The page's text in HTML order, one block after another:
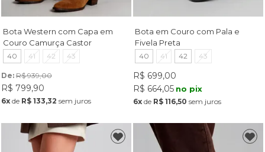
Bota Western com Capa em
Couro Camurça Castor
40 41 42 43
De: R$ 939,00
R$ 799,90
6xde R$ 133,32 sem juros
Bota em Couro com Pala e
Fivela Preta
40 41 42 43
R$ 699,00
R$ 664,05 no pix
6x de R$ 116,50 sem juros